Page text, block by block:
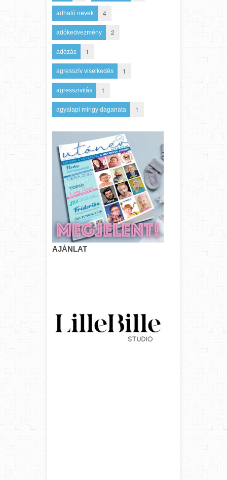
adható nevek 4
adókedvezmény 2
adózás 1
agresszív viselkedés 1
agresszivitás 1
agyalapi mirigy daganata 1
AJÁNLAT